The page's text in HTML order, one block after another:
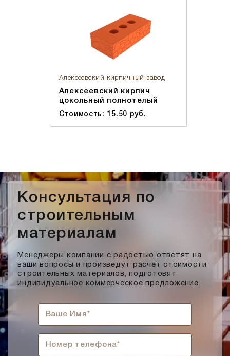
Алексеевский кирпичный завод
Алексеевский кирпич
цокольный полнотелый
Стоимость: 15.50 руб.
Консультация по
строительным
материалам
Менеджеры компании с радостью ответят на
ваши вопросы и произведут расчет стоимости
строительных материалов, подготовят
индивидуальное коммерческое предложение.